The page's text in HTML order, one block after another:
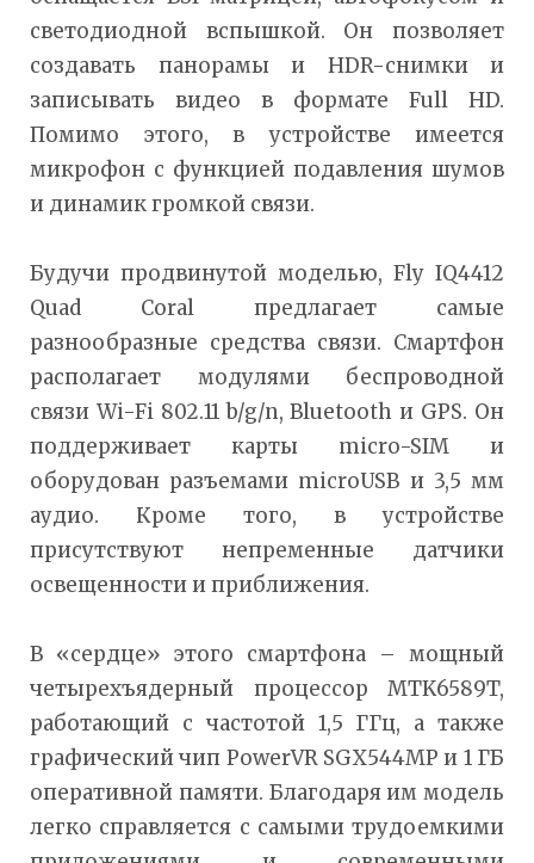
светодиодной вспышкой. Он позволяет
создавать панорамы и HDR-снимки и
записывать видео в формате Full HD.
Помимо этого, в устройстве имеется
микрофон с функцией подавления шумов
и динамик громкой связи.
Будучи продвинутой моделью, Fly IQ4412
Quad Coral предлагает самые
разнообразные средства связи. Смартфон
располагает модулями беспроводной
связи Wi-Fi 802.11 b/g/n, Bluetooth и GPS. Он
поддерживает карты micro-SIM и
оборудован разъемами microUSB и 3,5 мм
аудио. Кроме того, в устройстве
присутствуют непременные датчики
освещенности и приближения.
В «сердце» этого смартфона – мощный
четырехъядерный процессор MTK6589T,
работающий с частотой 1,5 ГГц, а также
графический чип PowerVR SGX544MP и 1 ГБ
оперативной памяти. Благодаря им модель
легко справляется с самыми трудоемкими